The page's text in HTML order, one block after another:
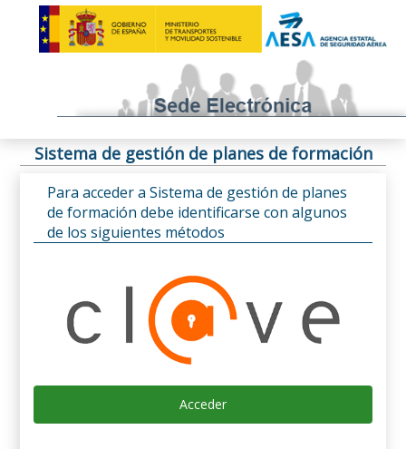
Sistema de gestión de planes de formación
Para acceder a Sistema de gestión de planes
de formación debe identificarse con algunos
de los siguientes métodos
Acceder